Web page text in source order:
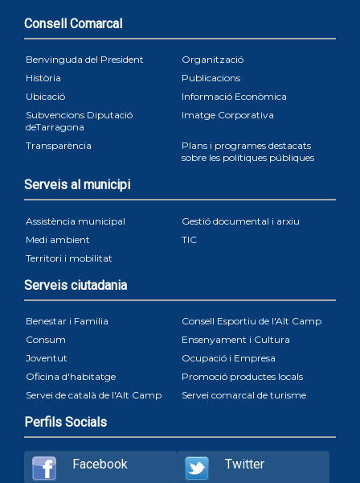
Consell Comarcal
Benvinguda del President
Organització
Història
Publicacions
Ubicació
Informació Econòmica
Subvencions Diputació
deTarragona
Imatge Corporativa
Transparència
Plans i programes destacats
sobre les polítiques públiques
Serveis al municipi
Assistència municipal
Gestió documental i arxiu
Medi ambient
TIC
Territori i mobilitat
Serveis ciutadania
Benestar i Familia
Consell Esportiu de l'Alt Camp
Consum
Ensenyament i Cultura
Joventut
Ocupació i Empresa
Oficina d'habitatge
Promoció productes locals
Servei de català de l'Alt Camp
Servei comarcal de turisme
Perfils Socials
Facebook Twitter